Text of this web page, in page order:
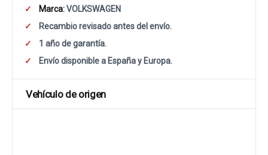
Marca:VOLKSWAGEN
Recambio revisado antes del envío.
1 año de garantía.
Envío disponible a España y Europa.
Vehículo de origen